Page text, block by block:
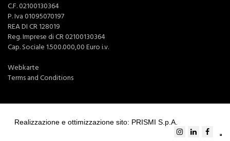
C.F. 02100130364
P. Iva 01095070197
REA DI CR 128019
Reg. Imprese di CR 02100130364
Cap. Sociale 1.500.000,00 Euro i.v.
Webkarte
Terms and Conditions
Realizzazione e ottimizzazione sito: PRISMI S.p.A.